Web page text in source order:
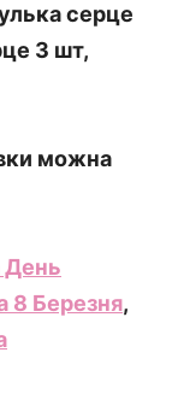
серце
3 шт,
можна
День
8 Березня,